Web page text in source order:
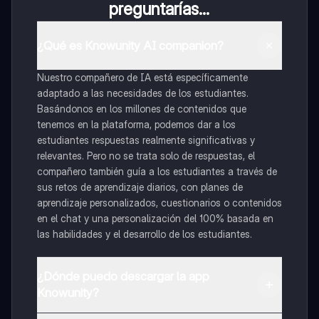
preguntarías...
Nuestro compañero de IA está específicamente
adaptado a las necesidades de los estudiantes.
Basándonos en los millones de contenidos que
tenemos en la plataforma, podemos dar a los
estudiantes respuestas realmente significativas y
relevantes. Pero no se trata solo de respuestas, el
compañero también guía a los estudiantes a través de
sus retos de aprendizaje diarios, con planes de
aprendizaje personalizados, cuestionarios o contenidos
en el chat y una personalización del 100% basada en
las habilidades y el desarrollo de los estudiantes.